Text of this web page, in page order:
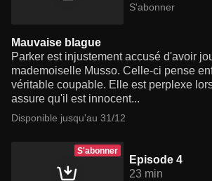
S'abonner
Mauvaise blague
Parker est injustement accusé d'avoir
mademoiselle Musso. Celle-ci pense
véritable coupable. Elle est perplexe
assure qu'il est innocent...
Disponible jusqu'au 31/12
S'abonner
Episode 4
23 min